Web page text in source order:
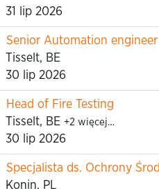
31 lip 2026
Senior Automation engineer
Tisselt, BE
30 lip 2026
Head of Fire Testing
Tisselt, BE +2 więcej…
30 lip 2026
Specjalista ds. Ochrony
Konin, PL